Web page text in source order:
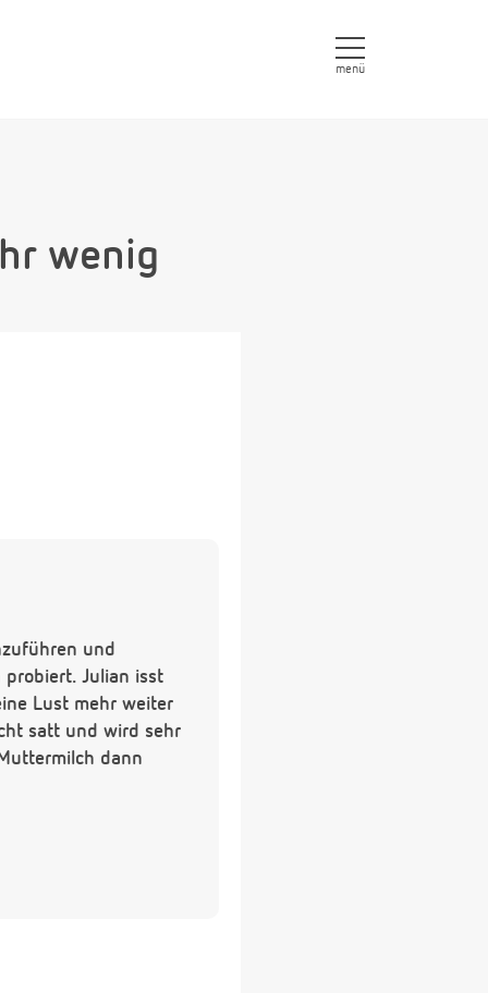
menü
wenig
und
probiert. Julian isst
Lust mehr weiter
satt und wird sehr
dann
mehrfach in die